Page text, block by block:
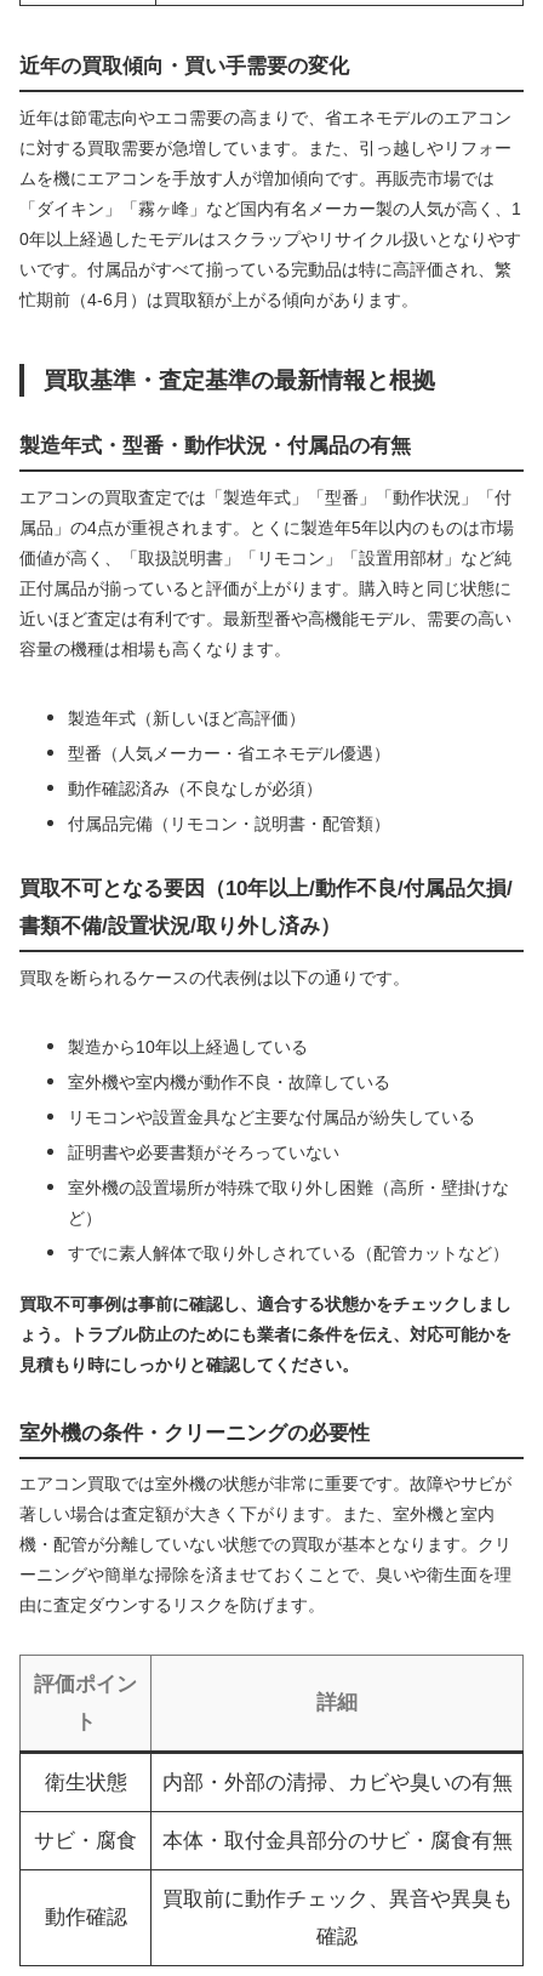
近年の買取傾向・買い手需要の変化
近年は節電志向やエコ需要の高まりで、省エネモデルのエアコン
に対する買取需要が急増しています。また、引っ越しやリフォー
ムを機にエアコンを手放す人が増加傾向です。再販売市場では
「ダイキン」「霧ヶ峰」など国内有名メーカー製の人気が高く、1
0年以上経過したモデルはスクラップやリサイクル扱いとなりやす
いです。付属品がすべて揃っている完動品は特に高評価され、繁
忙期前（4-6月）は買取額が上がる傾向があります。
買取基準・査定基準の最新情報と根拠
製造年式・型番・動作状況・付属品の有無
エアコンの買取査定では「製造年式」「型番」「動作状況」「付
属品」の4点が重視されます。とくに製造年5年以内のものは市場
価値が高く、「取扱説明書」「リモコン」「設置用部材」など純
正付属品が揃っていると評価が上がります。購入時と同じ状態に
近いほど査定は有利です。最新型番や高機能モデル、需要の高い
容量の機種は相場も高くなります。
製造年式（新しいほど高評価）
型番（人気メーカー・省エネモデル優遇）
動作確認済み（不良なしが必須）
付属品完備（リモコン・説明書・配管類）
買取不可となる要因（10年以上/動作不良/付属品欠損/
書類不備/設置状況/取り外し済み）
買取を断られるケースの代表例は以下の通りです。
製造から10年以上経過している
室外機や室内機が動作不良・故障している
リモコンや設置金具など主要な付属品が紛失している
証明書や必要書類がそろっていない
室外機の設置場所が特殊で取り外し困難（高所・壁掛けな
ど）
すでに素人解体で取り外しされている（配管カットなど）
買取不可事例は事前に確認し、適合する状態かをチェックしまし
ょう。トラブル防止のためにも業者に条件を伝え、対応可能かを
見積もり時にしっかりと確認してください。
室外機の条件・クリーニングの必要性
エアコン買取では室外機の状態が非常に重要です。故障やサビが
著しい場合は査定額が大きく下がります。また、室外機と室内
機・配管が分離していない状態での買取が基本となります。クリ
ーニングや簡単な掃除を済ませておくことで、臭いや衛生面を理
由に査定ダウンするリスクを防げます。
評価ポイン
ト
詳細
衛生状態 内部・外部の清掃、カビや臭いの有無
サビ・腐食 本体・取付金具部分のサビ・腐食有無
動作確認
買取前に動作チェック、異音や異臭も
確認